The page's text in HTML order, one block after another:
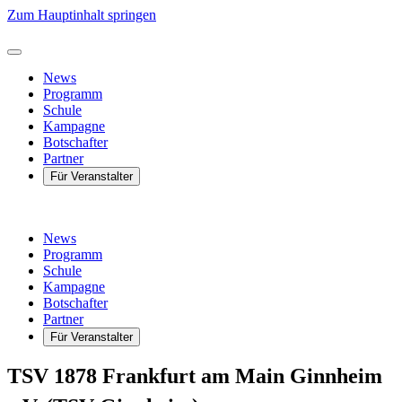
Zum Hauptinhalt springen
News
Programm
Schule
Kampagne
Botschafter
Partner
Für Veranstalter
News
Programm
Schule
Kampagne
Botschafter
Partner
Für Veranstalter
TSV 1878 Frankfurt am Main Ginnheim